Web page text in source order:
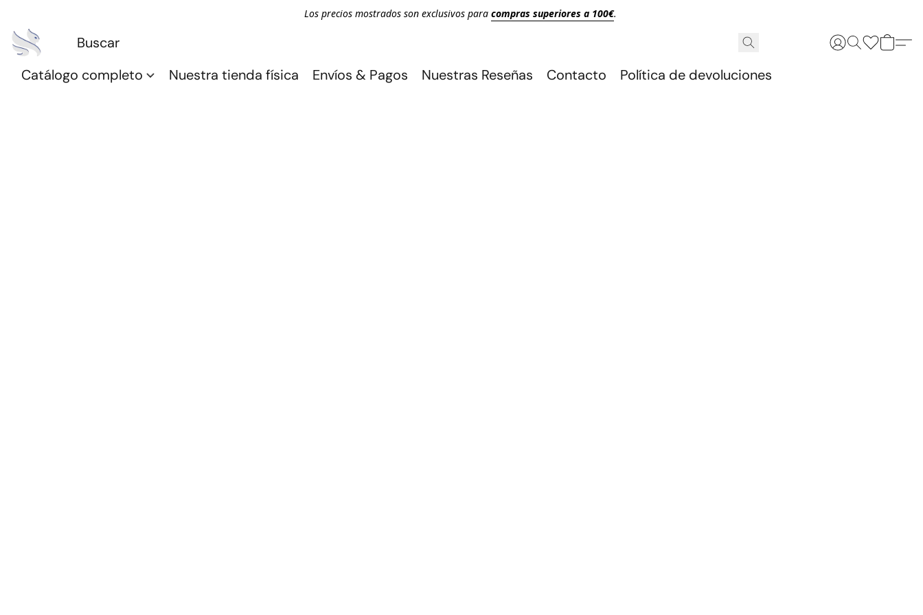
Los precios mostrados son exclusivos para compras superiores a 100€.
Catálogo completo Nuestra tienda física Envíos & Pagos Nuestras Reseñas Contacto Política de devoluciones